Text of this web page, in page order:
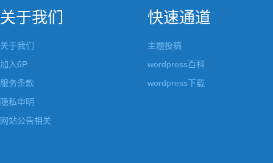
关于我们
关于我们
加入6P
服务条款
隐私申明
网站公告相关
快速通道
主题投稿
wordpress百科
wordpress下载